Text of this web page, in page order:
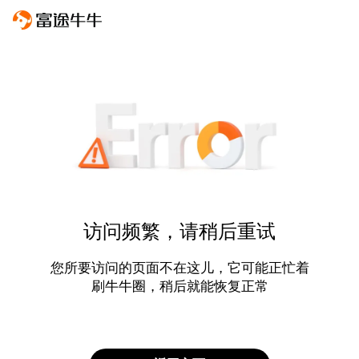
访问频繁，请稍后重试
您所要访问的页面不在这儿，它可能正忙着
刷牛牛圈，稍后就能恢复正常